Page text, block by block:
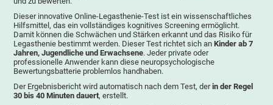
Dieser innovative Online-Legasthenie-Test ist ein wissenschaftliches
Hilfsmittel, das ein vollständiges kognitives Screening ermöglicht.
Damit können die Schwächen und Stärken erkannt und das Risiko für
Legasthenie bestimmt werden. Dieser Test richtet sich anKinder ab 7
Jahren, Jugendliche und Erwachsene. Jeder private oder
professionelle Anwender kann diese neuropsychologische
Bewertungsbatterie problemlos handhaben.
Der Ergebnisbericht wird automatisch nach dem Test, derin der Regel
30 bis 40 Minuten dauert, erstellt.